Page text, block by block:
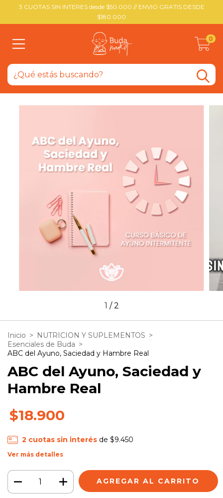
3 CUOTAS SIN INTERES desde $50.000 // ENVIO GRATIS DESDE
$180.000
0
1 /2
Inicio > NUTRICION Y SUPLEMENTOS >
Esenciales de Buda >
ABC del Ayuno, Saciedad y Hambre Real
ABC del Ayuno, Saciedad y
Hambre Real
$18.900
2 cuotas sin interésde $9.450
Ver más detalles